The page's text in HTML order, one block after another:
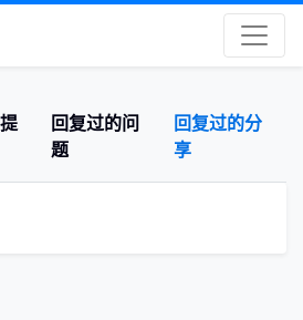
回复过的问
题
回复过的分
享